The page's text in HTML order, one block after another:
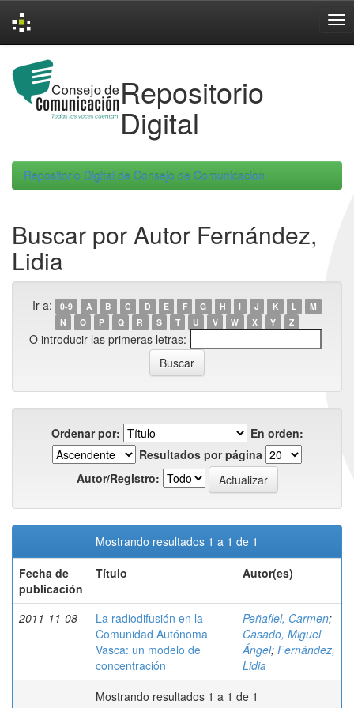
navigation
Repositorio
Digital
Repositorio Digital de Consejo de Comunicacion
Buscar por Autor Fernández,
Lidia
Ir a: 0-9 A B C D E F G H I J K L
M
N
O P Q R S T U V W X Y Z
O introducir las primeras letras:
Ordenar por:
En orden:
Resultados por página
Autor/Registro:
Mostrando resultados 1 a 1 de 1
Fecha de
publicación
Título Autor(es)
2011-11-08
La radiodifusión en la
Comunidad Autónoma
Vasca: un modelo de
concentración
Peñafiel, Carmen;
Casado, Miguel
Ángel; Fernández,
Lidia
Mostrando resultados 1 a 1 de 1